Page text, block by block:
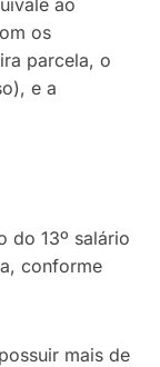
ao
os
parcela, o
e a
do 13º salário
conforme
mais de